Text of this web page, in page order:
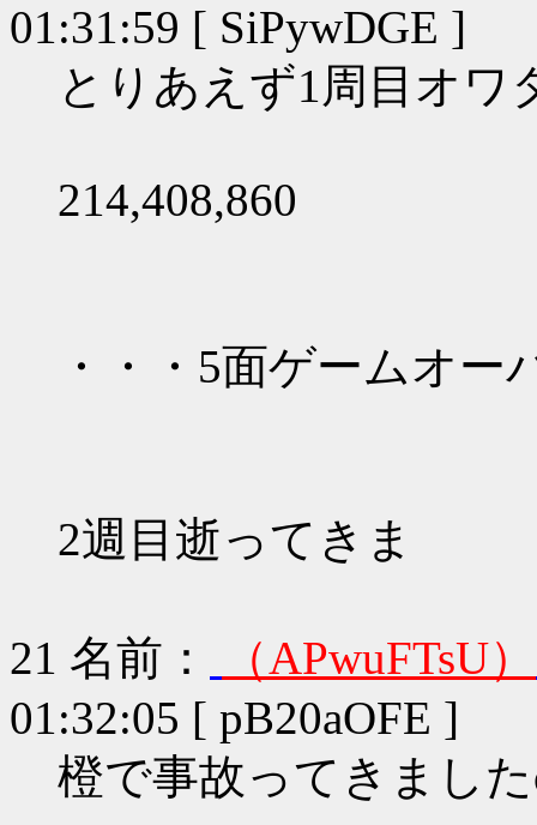
01:31:59 [ SiPywDGE ]
とりあえず1周目オワ
214,408,860
・・・5面ゲームオ
2週目逝ってきま
21 名前：
（APwuFTsU）
01:32:05 [ pB20aOFE ]
橙で事故ってきまし